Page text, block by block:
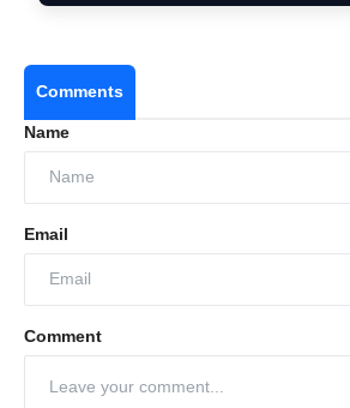
Comments
Name
Email
Comment